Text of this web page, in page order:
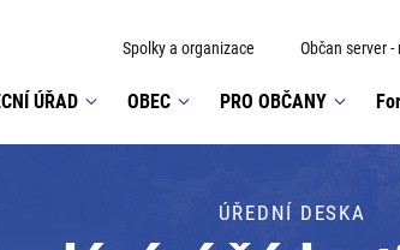
Spolky a organizace Občan server -
ÚŘAD OBEC PRO OBČANY
ÚŘEDNÍ DESKA